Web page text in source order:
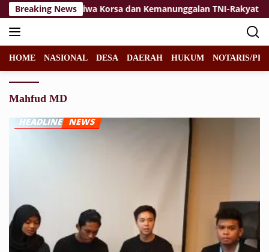
Langsung
ke
konten
Breaking NewsJiwa Korsa dan Kemanunggalan TNI-Rakyat Jadi
HOME NASIONAL DESA DAERAH HUKUM NOTARIS/
Mahfud MD